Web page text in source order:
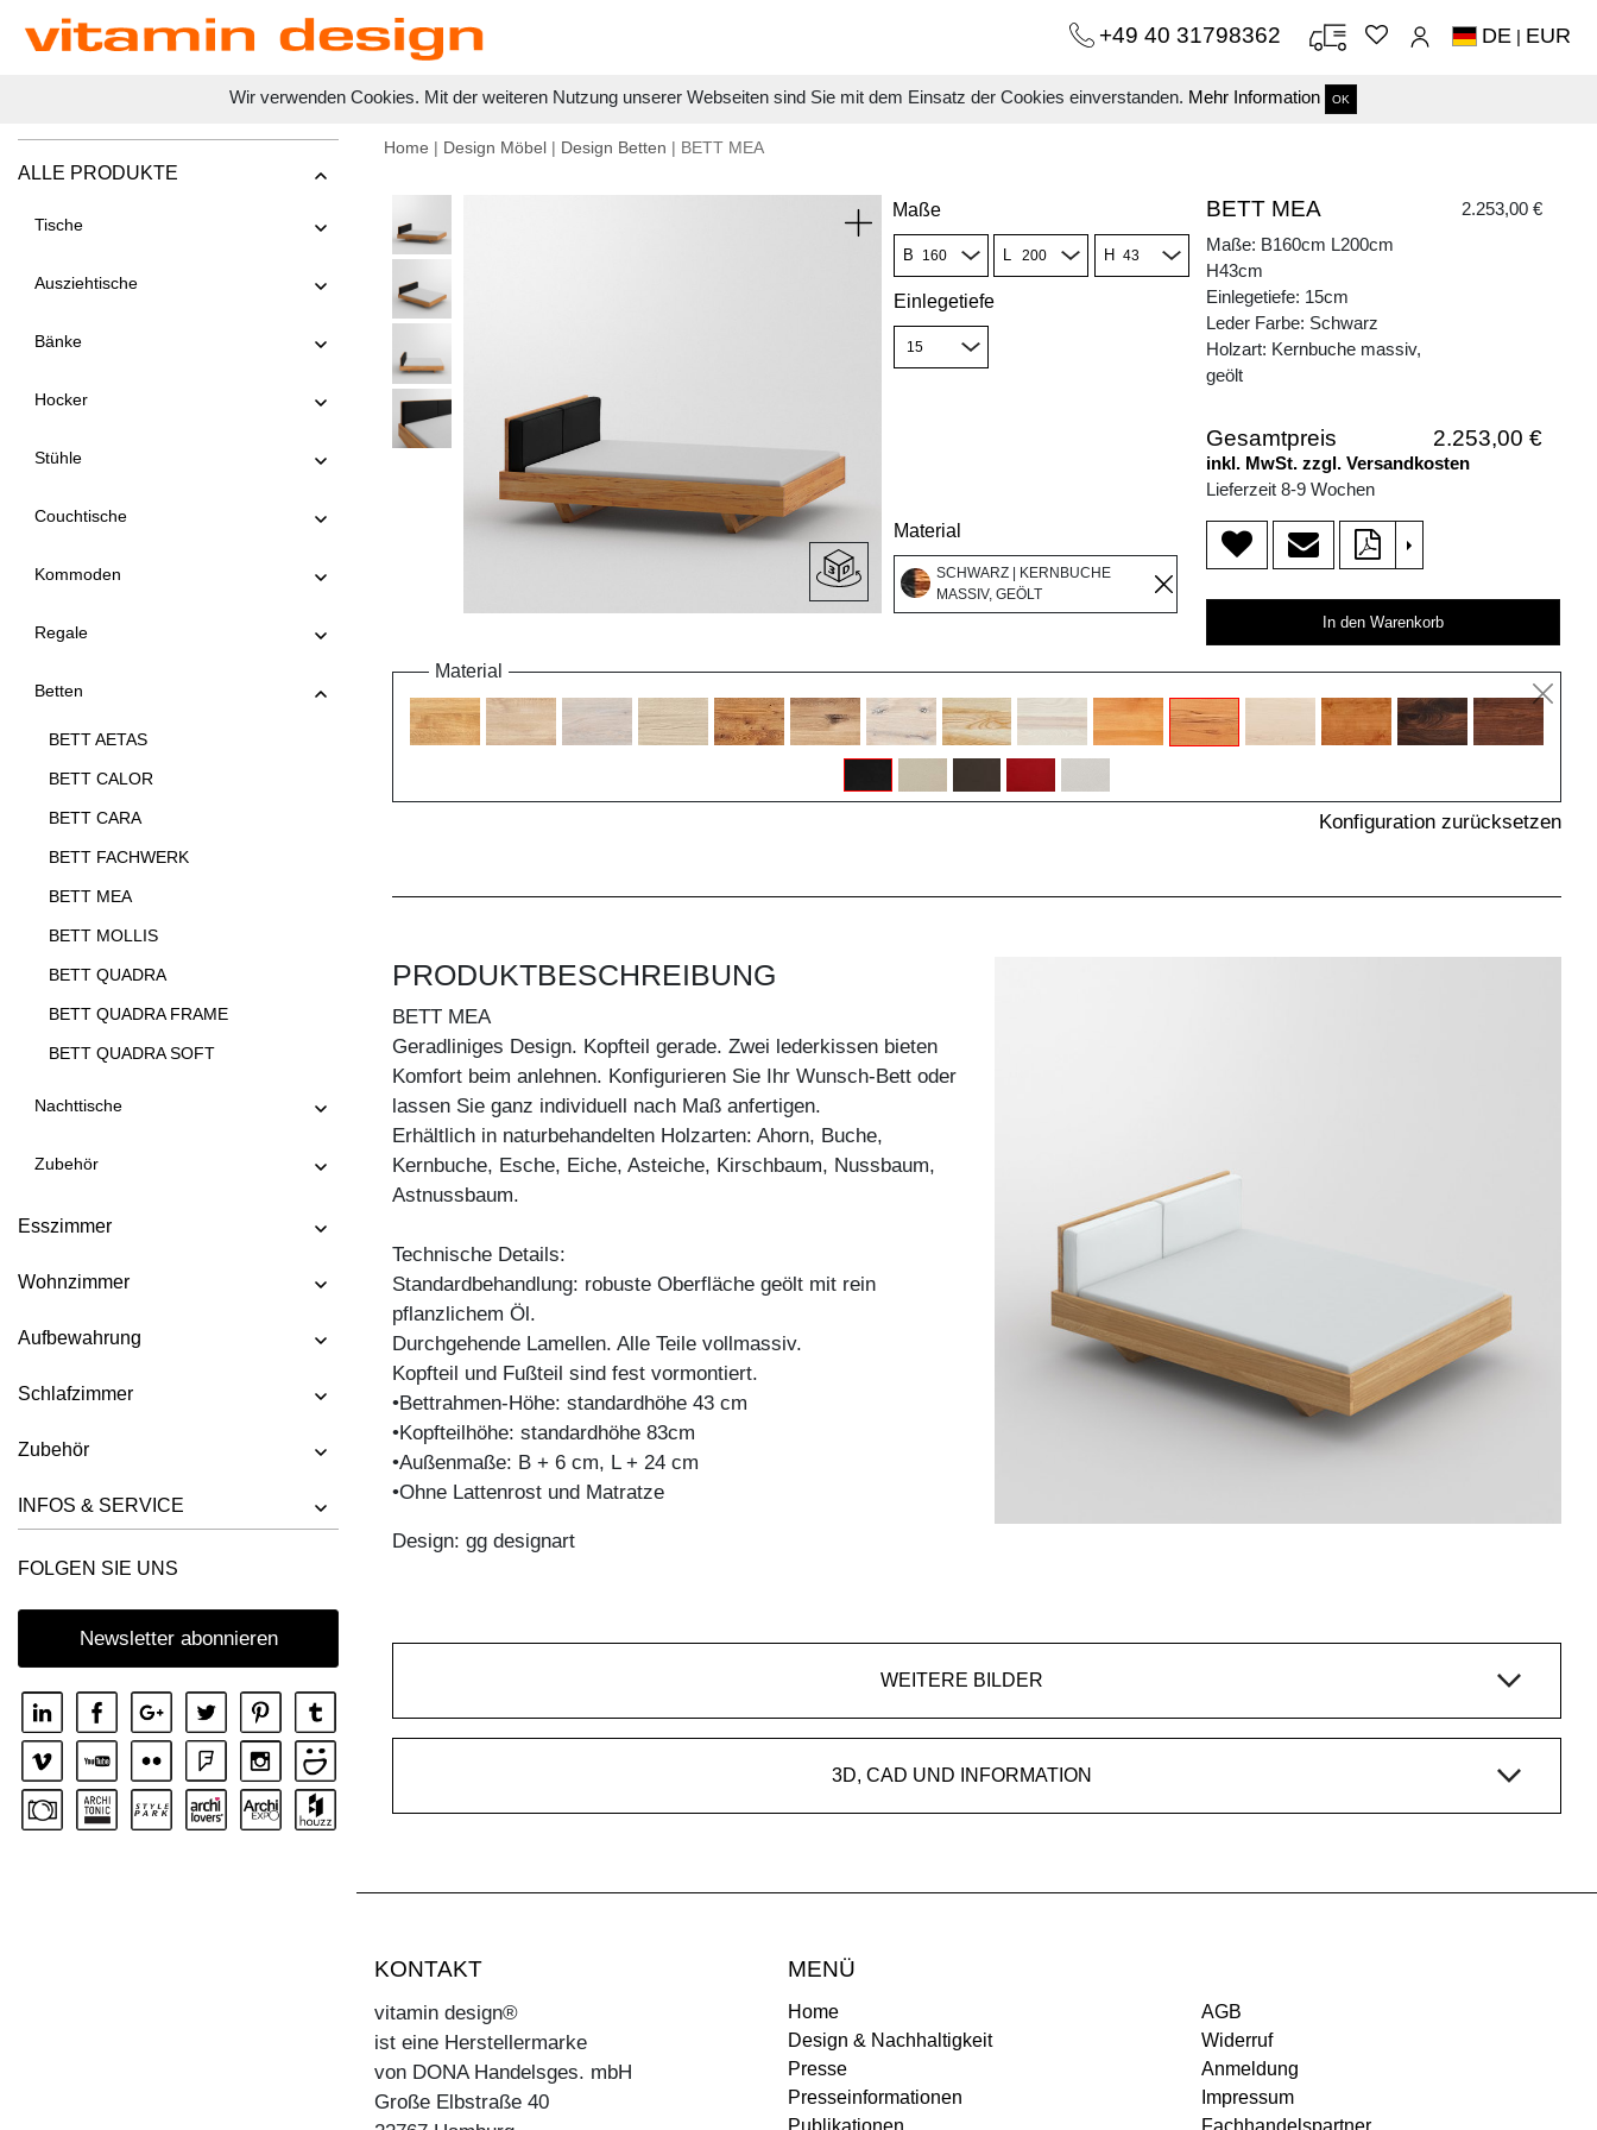
Wir verwenden Cookies. Mit der weiteren Nutzung unserer Webseiten sind Sie mit dem Einsatz der Cookies einverstanden. Mehr Information OK
+49 40 31798362 DE | EUR
ALLE PRODUKTE
Tische
Ausziehtische
Bänke
Hocker
Stühle
Couchtische
Kommoden
Regale
Betten
BETT AETAS
BETT CALOR
BETT CARA
BETT FACHWERK
BETT MEA
BETT MOLLIS
BETT QUADRA
BETT QUADRA FRAME
BETT QUADRA SOFT
BETT TAURUS
Nachttische
Zubehör
Esszimmer
Wohnzimmer
Aufbewahrung
Schlafzimmer
Zubehör
INFOS & SERVICE
FOLGEN SIE UNS
Newsletter abonnieren
Home | Design Möbel | Design Betten | BETT MEA
Maße
B L H
Einlegetiefe
Material
SCHWARZ | KERNBUCHE
MASSIV, GEÖLT
BETT MEA
2.253,00 €
Maße: B160cm L200cm
H43cm
Einlegetiefe: 15cm
Leder Farbe: Schwarz
Holzart: Kernbuche massiv,
geölt
Gesamtpreis 2.253,00 €
inkl. MwSt. zzgl. Versandkosten
Lieferzeit 8-9 Wochen
>
In den Warenkorb
Material
Konfiguration zurücksetzen
PRODUKTBESCHREIBUNG
BETT MEA
Geradliniges Design. Kopfteil gerade. Zwei lederkissen bieten
Komfort beim anlehnen. Konfigurieren Sie Ihr Wunsch-Bett oder
lassen Sie ganz individuell nach Maß anfertigen.
Erhältlich in naturbehandelten Holzarten: Ahorn, Buche,
Kernbuche, Esche, Eiche, Asteiche, Kirschbaum, Nussbaum,
Astnussbaum.
Technische Details:
Standardbehandlung: robuste Oberfläche geölt mit rein
pflanzlichem Öl.
Durchgehende Lamellen. Alle Teile vollmassiv.
Kopfteil und Fußteil sind fest vormontiert.
•Bettrahmen-Höhe: standardhöhe 43 cm
•Kopfteilhöhe: standardhöhe 83cm
•Außenmaße: B + 6 cm, L + 24 cm
•Ohne Lattenrost und Matratze
Design: gg designart
WEITERE BILDER
3D, CAD UND INFORMATION
KONTAKT
vitamin design®
ist eine Herstellermarke
von DONA Handelsges. mbH
Große Elbstraße 40
MENÜ
Home
Design & Nachhaltigkeit
Presse
Presseinformationen
Publikationen
AGB
Widerruf
Anmeldung
Impressum
Fachhandelspartner